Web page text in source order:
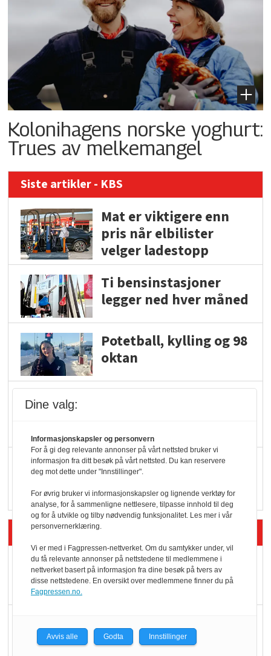
Kolonihagens norske yoghurt:
Trues av melkemangel
Siste artikler - KBS
Mat er viktigere enn
pris når elbilister
velger ladestopp
Ti bensinstasjoner
legger ned hver måned
Potetball, kylling og 98
oktan
serveringstilbud
Vokser med ferdigmat
i dagligvare
Siste artikler - Butikk i praksis
Rema-flaggskip
dundrer videre
Slik opprettholdes
ølsalget
Dine valg:
Informasjonskapsler og personvern
For å gi deg relevante annonser på vårt nettsted bruker vi
informasjon fra ditt besøk på vårt nettsted. Du kan reservere
deg mot dette under "Innstillinger".
For øvrig bruker vi informasjonskapsler og lignende verktøy for
analyse, for å sammenligne nettlesere, tilpasse innhold til deg
og for å utvikle og tilby nødvendig funksjonalitet. Les mer i vår
personvernerklæring.
Vi er med i Fagpressen-nettverket. Om du samtykker under, vil
du få relevante annonser på nettstedene til medlemmene i
nettverket basert på informasjon fra dine besøk på tvers av
disse nettstedene. En oversikt over medlemmene finner du på
Fagpressen.no.
Avvis alle Godta Innstillinger